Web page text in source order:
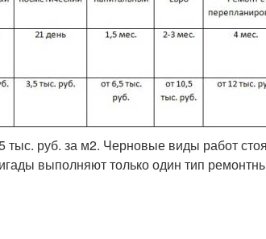
тыс. руб. за м2. Черновые виды работ
выполняют только один тип